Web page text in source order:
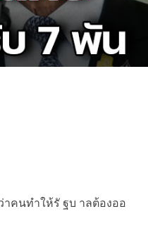
คนทำให้รั ฐบ าลต้องออ